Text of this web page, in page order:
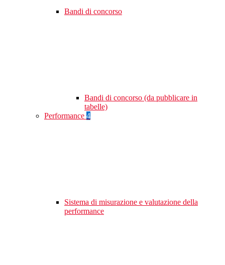
Bandi di concorso
Bandi di concorso (da pubblicare in
tabelle)
Performance 4
Sistema di misurazione e valutazione della
performance